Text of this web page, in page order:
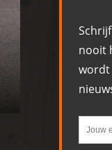
nooit
wordt